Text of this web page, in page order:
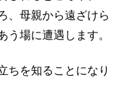
、母親から遠ざけら
う場に遭遇します。
ちを知ることになり